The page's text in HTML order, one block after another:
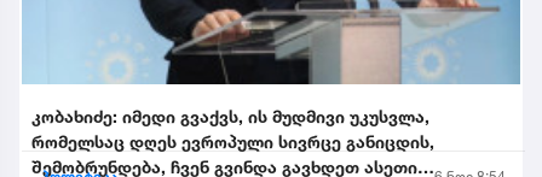
კობახიძე: იმედი გვაქვს, ის მუდმივი უკუსვლა,
რომელსაც დღეს ევროპული სივრცე განიცდის,
შემობრუნდება, ჩვენ გვინდა გავხდეთ ასეთი